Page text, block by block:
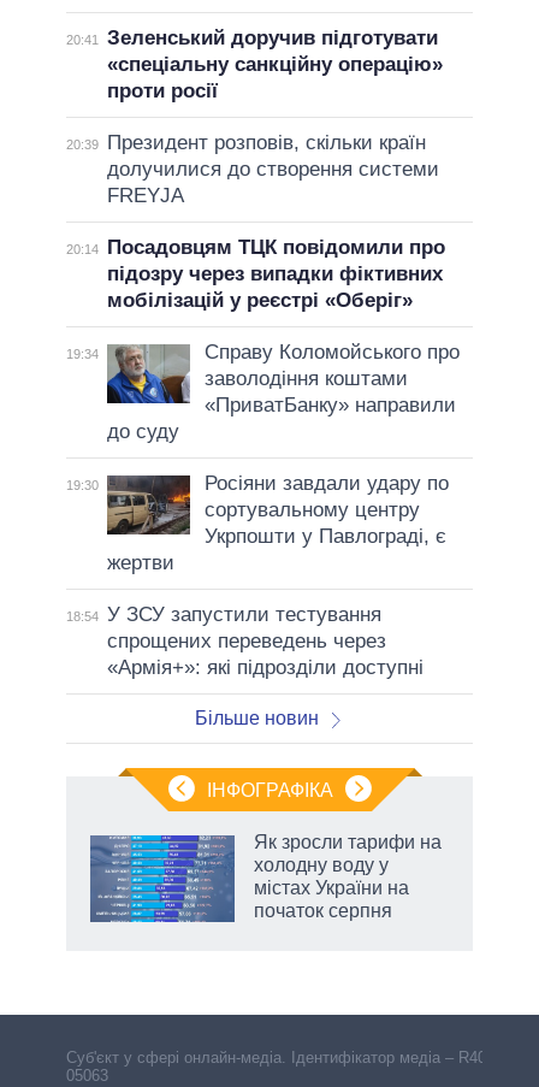
20:41
Зеленський доручив підготувати
«спеціальну санкційну операцію»
проти росії
20:39
Президент розповів, скільки країн
долучилися до створення системи
FREYJA
20:14
Посадовцям ТЦК повідомили про
підозру через випадки фіктивних
мобілізацій у реєстрі «Оберіг»
19:34
Справу Коломойського про
заволодіння коштами
«ПриватБанку» направили
до суду
19:30
Росіяни завдали удару по
сортувальному центру
Укрпошти у Павлограді, є
жертви
18:54 У ЗСУ запустили тестування
спрощених переведень через
«Армія+»: які підрозділи доступні
Більше новин
ІНФОГРАФІКА
Як зросли тарифи на
холодну воду у
містах України на
початок серпня
Cуб'єкт у сфері онлайн-медіа. Ідентифікатор медіа – R40-
05063